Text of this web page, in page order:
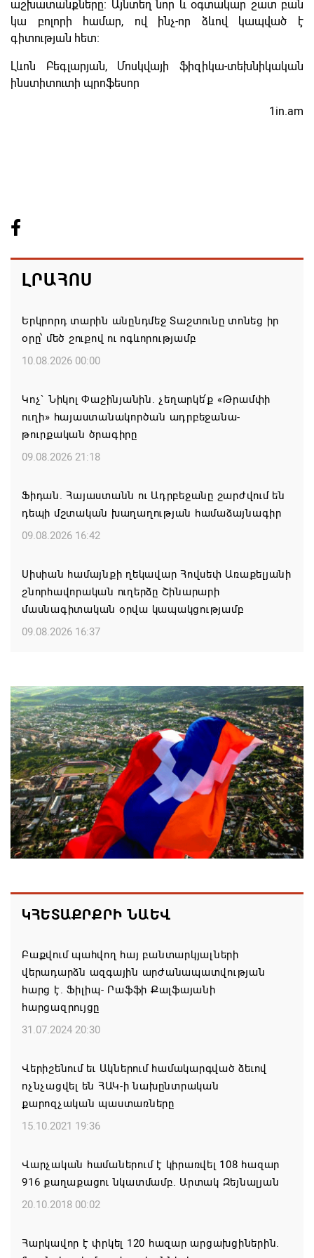
աշխատանքները։ Այնտեղ նոր և օգտակար շատ բան
կա բոլորի համար, ով ինչ-որ ձևով կապված է
գիտության հետ։
Լևոն Բեգլարյան, Մոսկվայի ֆիզիկա-տեխնիկական
ինստիտուտի պրոֆեսոր
1in.am
ԼՐԱՀՈՍ
Երկրորդ տարին անընդմեջ Տաշտունը տոնեց իր
օրը՝ մեծ շուքով ու ոգևորությամբ
10.08.2026 00:00
Կոչ` Նիկոլ Փաշինյանին. չեղարկե՛ք «Թրամփի
ուղի» հայաստանակործան ադրբեջանա-
թուրքական ծրագիրը
09.08.2026 21:18
Ֆիդան. Հայաստանն ու Ադրբեջանը շարժվում են
դեպի մշտական խաղաղության համաձայնագիր
09.08.2026 16:42
Սիսիան համայնքի ղեկավար Հովսեփ Առաքելյանի
շնորհավորական ուղերձը Շինարարի
մասնագիտական օրվա կապակցությամբ
09.08.2026 16:37
կատարեցին Զանգեզուրի պղնձամոլիբդենային
կոմբինատի հանքավայր
09.08.2026 16:29
Մեղրի համայնքի ղեկավար Խաչատուր
Անդրեասյանի ուղերձը Շինարարի օրվա առթիվ
09.08.2026 16:20
Քաջարան համայնքի ղեկավար Մանվել
Փարամազյանի ուղերձը` Շինարարի
մարզերում են բնակարաններն ամենաշատը
թանկացել
08.08.2026 21:31
ԱՄՆ-ն շարունակում է լիովին հանձնառու լինել
Ռուբիո
08.08.2026 21:25
Իրանն ու Օմանը մոտ են Հորմուզի նեղուցի
08.08.2026 21:17
Նիկոլ Փաշինյանը և Դոնալդ Թրամփը
TRIPP-ի կառուցման աշխատանքները մոտ
ԿՀԵՏԱՔՐՔՐԻ ՆԱԵՎ
Բաքվում պահվող հայ բանտարկյալների
վերադարձն ազգային արժանապատվության
հարց է. Ֆիլիպ- Րաֆֆի Քալֆայանի
հարցազրույցը
31.07.2024 20:30
Վերիշենում եւ Ակներում համակարգված ձեւով
ոչնչացվել են ՀԱԿ-ի նախընտրական
քարոզչական պաստառները
15.10.2021 19:36
Վարչական համաներում է կիրառվել 108 հազար
916 քաղաքացու նկատմամբ. Արտակ Զեյնալյան
20.10.2018 00:02
Հարկավոր է փրկել 120 հազար արցախցիներին.